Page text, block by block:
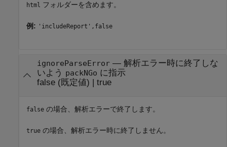
html フォルダーを含めます。
例: 'includeReport',false
ignoreParseError— 解析エラー時に終了しな
いよう
packNGo に指示
false(既定値) | true
false の場合、解析エラーで終了します。
true の場合、解析エラー時に終了しません。